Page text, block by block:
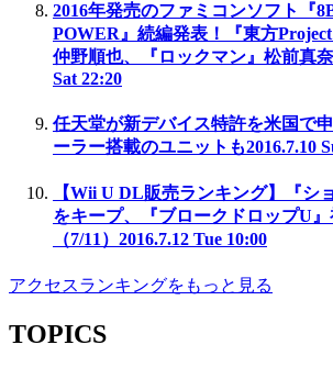
2016年発売のファミコンソフト『
POWER』続編発表！『東方
仲野順也、『ロックマン』松前真
Sat 22:20
任天堂が新デバイス特許を米国で
ーラー搭載のユニットも2016.7.10
【Wii U DL販売ランキング】『シ
をキープ、『ブロークドロップU
（7/11） 2016.7.12 Tue 10:00
アクセスランキングをもっと見る
TOPICS